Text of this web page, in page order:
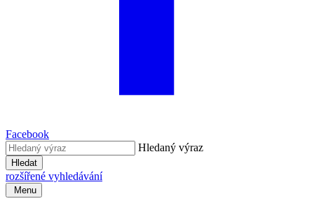
Facebook
Hledaný výraz
Hledat
rozšířené vyhledávání
Menu